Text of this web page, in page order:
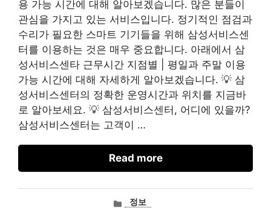
용 가능 시간에 대해 알아보겠습니다. 많은 분들이
관심을 가지고 있는 서비스입니다. 정기적인 점검과
수리가 필요한 스마트 기기들을 위해 삼성서비스센
터를 이용하는 것은 매우 중요합니다. 아래에서 삼
성서비스센타 근무시간 지점별 | 평일과 주말 이용
가능 시간에 대해 자세하게 알아보겠습니다. 💡 삼
성서비스센터의 정확한 운영시간과 위치를 지금바
로 알아보세요. 💡 삼성서비스센터, 어디에 있을까?
삼성서비스센터는 고객이 …
Read more
카정보